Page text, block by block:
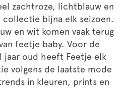
zachtroze, lichtblauw en
collectie bijna elk seizoen.
en wit komen vaak terug
feetje baby. Voor de
jaar oud heeft Feetje elk
volgens de laatste mode
in kleuren, prints en